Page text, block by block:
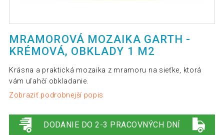
MRAMOROVÁ MOZAIKA GARTH -
KRÉMOVÁ, OBKLADY 1 M2
Krásna a praktická mozaika z mramoru na sieťke, ktorá
vám uľahčí obkladanie.
Zobraziť podrobnejší popis
DODANIE DO 2-3 PRACOVNÝCH DNÍ